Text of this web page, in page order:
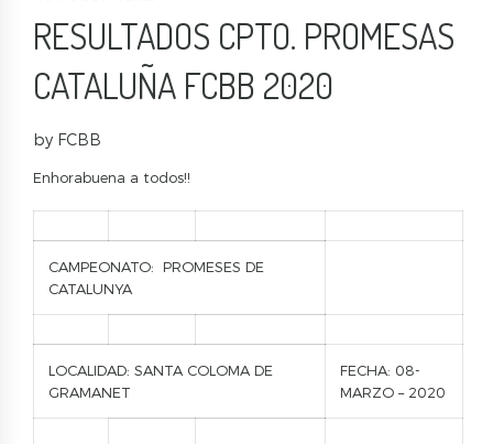
RESULTADOS CPTO. PROMESAS
CATALUÑA FCBB 2020
by FCBB
Enhorabuena a todos!!
CAMPEONATO: PROMESES DE
CATALUNYA
LOCALIDAD: SANTA COLOMA DE
GRAMANET
FECHA: 08-
MARZO – 2020